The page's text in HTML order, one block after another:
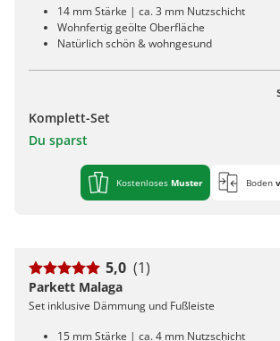
14 mm Stärke | ca. 3 mm Nutzschicht
Wohnfertig geölte Oberfläche
Natürlich schön & wohngesund
Komplett-Set
Du sparst
Kostenloses Muster Boden
5,0 (1)
Parkett Malaga
Set inklusive Dämmung und Fußleiste
15 mm Stärke | ca. 4 mm Nutzschicht